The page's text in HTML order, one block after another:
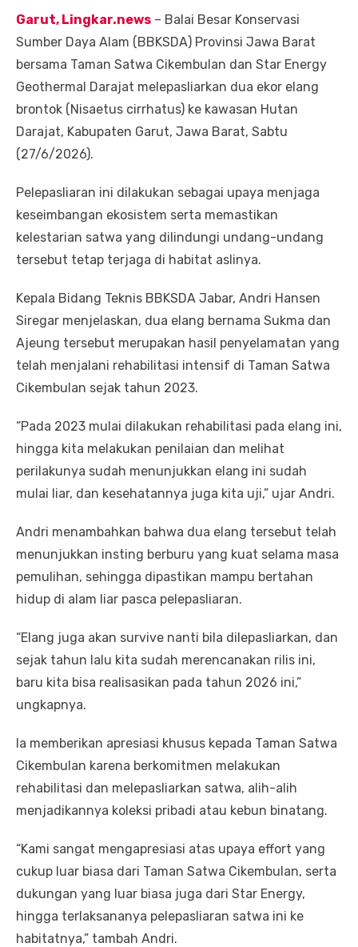
Garut, Lingkar.news – Balai Besar Konservasi
Sumber Daya Alam (BBKSDA) Provinsi Jawa Barat
bersama Taman Satwa Cikembulan dan Star Energy
Geothermal Darajat melepasliarkan dua ekor elang
brontok (Nisaetus cirrhatus) ke kawasan Hutan
Darajat, Kabupaten Garut, Jawa Barat, Sabtu
(27/6/2026).
Pelepasliaran ini dilakukan sebagai upaya menjaga
keseimbangan ekosistem serta memastikan
kelestarian satwa yang dilindungi undang-undang
tersebut tetap terjaga di habitat aslinya.
Kepala Bidang Teknis BBKSDA Jabar, Andri Hansen
Siregar menjelaskan, dua elang bernama Sukma dan
Ajeung tersebut merupakan hasil penyelamatan yang
telah menjalani rehabilitasi intensif di Taman Satwa
Cikembulan sejak tahun 2023.
“Pada 2023 mulai dilakukan rehabilitasi pada elang ini,
hingga kita melakukan penilaian dan melihat
perilakunya sudah menunjukkan elang ini sudah
mulai liar, dan kesehatannya juga kita uji,” ujar Andri.
Andri menambahkan bahwa dua elang tersebut telah
menunjukkan insting berburu yang kuat selama masa
pemulihan, sehingga dipastikan mampu bertahan
hidup di alam liar pasca pelepasliaran.
“Elang juga akan survive nanti bila dilepasliarkan, dan
sejak tahun lalu kita sudah merencanakan rilis ini,
baru kita bisa realisasikan pada tahun 2026 ini,”
ungkapnya.
Ia memberikan apresiasi khusus kepada Taman Satwa
Cikembulan karena berkomitmen melakukan
rehabilitasi dan melepasliarkan satwa, alih-alih
menjadikannya koleksi pribadi atau kebun binatang.
“Kami sangat mengapresiasi atas upaya effort yang
cukup luar biasa dari Taman Satwa Cikembulan, serta
dukungan yang luar biasa juga dari Star Energy,
hingga terlaksananya pelepasliaran satwa ini ke
habitatnya,” tambah Andri.